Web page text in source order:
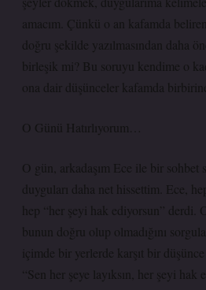
amacım. Çünkü o an kafamda
doğru şekilde yazılmasından daha
birleşik mi? Bu soruyu kendime o
ona dair düşünceler kafamda
O Günü Hatırlıyorum…
O gün, arkadaşım Ece ile bir sohbet
duyguları daha net hissettim. Ece,
hep “her şeyi hak ediyorsun” derdi.
bunun doğru olup olmadığını
içimde bir yerlerde karşıt bir düşünce
“Sen her şeye layıksın, her şeyi